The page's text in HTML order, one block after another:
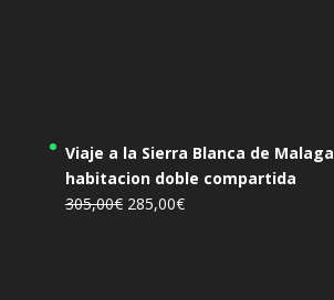
Viaje a la Sierra Blanca de Malaga
habitacion doble compartida
305,00€ El
285,00€El